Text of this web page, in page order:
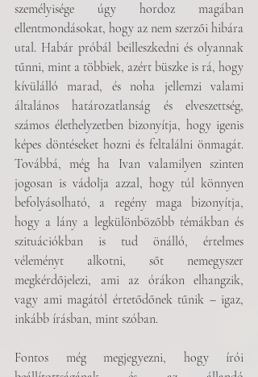
személyisége úgy hordoz magában
ellentmondásokat, hogy az nem szerzői hibára
utal. Habár próbál beilleszkedni és olyannak
tűnni, mint a többiek, azért büszke is rá, hogy
kívülálló marad, és noha jellemzi valami
általános határozatlanság és elveszettség,
számos élethelyzetben bizonyítja, hogy igenis
képes döntéseket hozni és feltalálni önmagát.
Továbbá, még ha Ivan valamilyen szinten
jogosan is vádolja azzal, hogy túl könnyen
befolyásolható, a regény maga bizonyítja,
hogy a lány a legkülönbözőbb témákban és
szituációkban is tud önálló, értelmes
véleményt alkotni, sőt nemegyszer
megkérdőjelezi, ami az órákon elhangzik,
vagy ami magától értetődőnek tűnik – igaz,
inkább írásban, mint szóban.
Fontos még megjegyezni, hogy írói